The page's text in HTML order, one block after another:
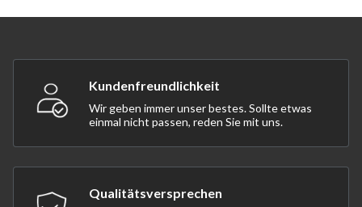
Kundenfreundlichkeit
Wir geben immer unser bestes. Sollte etwas
einmal nicht passen, reden Sie mit uns.
Qualitätsversprechen